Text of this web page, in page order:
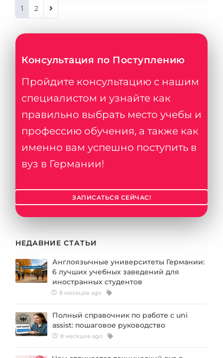
1 2
Консультация по Поступлению
Пройдите консультацию с нашим
специалистом и узнайте как
правильно выбрать место учебы и
профессию обучения, а также как
именно вам успешно поступить в
вуз в Германии!
ЗАПИСАТЬСЯ СЕЙЧАС!
НЕДАВНИЕ СТАТЬИ
Англоязычные университеты Германии:
6 лучших учебных заведений для
иностранных студентов
8 месяцев ago
Полный справочник по работе с uni
assist: пошаговое руководство
8 месяцев ago